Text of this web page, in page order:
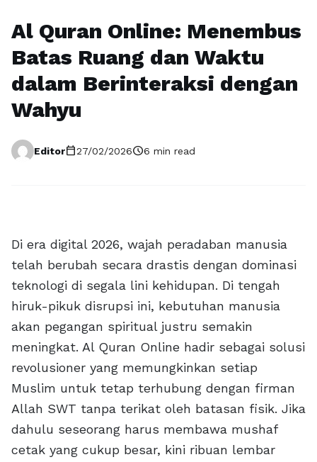
Al Quran Online: Menembus
Batas Ruang dan Waktu
dalam Berinteraksi dengan
Wahyu
Editorcalendar_today27/02/2026schedule6 min read
Di era digital 2026, wajah peradaban manusia
telah berubah secara drastis dengan dominasi
teknologi di segala lini kehidupan. Di tengah
hiruk-pikuk disrupsi ini, kebutuhan manusia
akan pegangan spiritual justru semakin
meningkat. Al Quran Online hadir sebagai solusi
revolusioner yang memungkinkan setiap
Muslim untuk tetap terhubung dengan firman
Allah SWT tanpa terikat oleh batasan fisik. Jika
dahulu seseorang harus membawa mushaf
cetak yang cukup besar, kini ribuan lembar